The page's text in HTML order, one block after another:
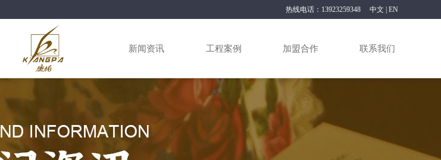
中文 EN
热线电话：13923259348
新闻资讯 工程案例 加盟合作 联系我们